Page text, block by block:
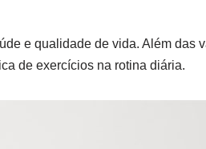
e qualidade de vida. Além das
de exercícios na rotina diária.